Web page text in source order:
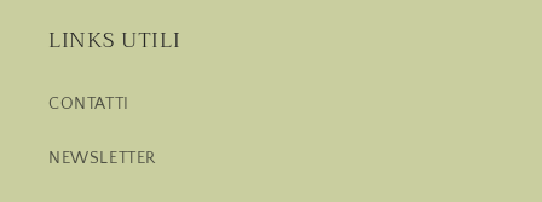
LINKS UTILI
CONTATTI
NEWSLETTER